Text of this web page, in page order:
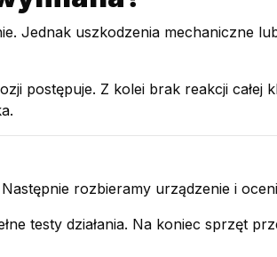
Jednak uszkodzenia mechaniczne
postępuje. Z kolei brak reakcji całej
rozbieramy urządzenie i
testy działania. Na koniec sprzęt